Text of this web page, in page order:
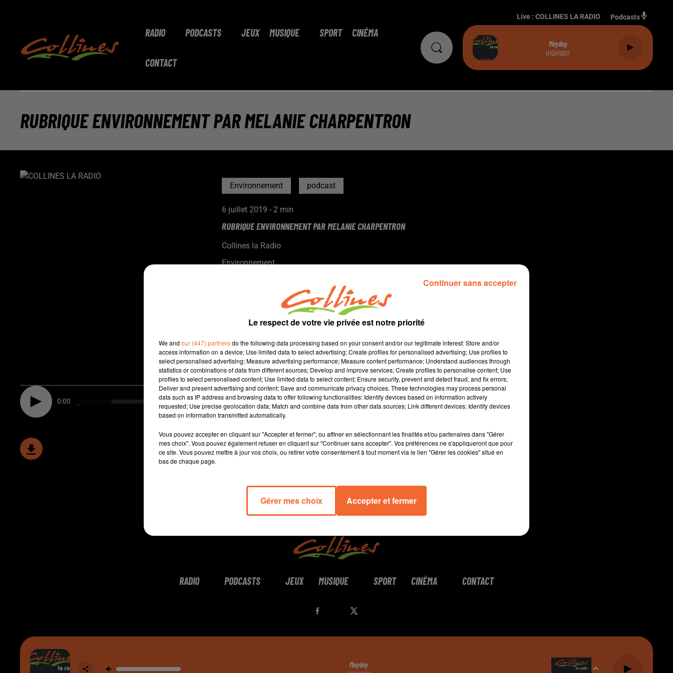
RADIO PODCASTS JEUX MUSIQUE SPORT CINÉMA
CONTACT
Live : COLLINES LA RADIO Podcasts
Mayday
HIGHWAY
RUBRIQUE ENVIRONNEMENT PAR MELANIE CHARPENTRON
Environnement podcast
6 juillet 2019 - 2 min
RUBRIQUE ENVIRONNEMENT PAR MELANIE CHARPENTRON
Collines la Radio
Environnement
Tri simplifié sur le territoire de l'Agglo du Bocage Bressuirais.
0:00 2 min
RADIO PODCASTS JEUX MUSIQUE SPORT CINÉMA CONTACT
Mayday
Le respect de votre vie privée est notre priorité
We and our (447) partnersdo the following data processing based on your consent and/or our legitimate interest: Store and/or
access information on a device; Use limited data to select advertising; Create profiles for personalised advertising; Use profiles to
select personalised advertising; Measure advertising performance; Measure content performance; Understand audiences through
statistics or combinations of data from different sources; Develop and improve services; Create profiles to personalise content; Use
profiles to select personalised content; Use limited data to select content; Ensure security, prevent and detect fraud, and fix errors;
Deliver and present advertising and content; Save and communicate privacy choices. These technologies may process personal
data such as IP address and browsing data to offer following functionalities: Identify devices based on information actively
requested; Use precise geolocation data; Match and combine data from other data sources; Link different devices; Identify devices
based on information transmitted automatically.
Vous pouvez accepter en cliquant sur "Accepter et fermer", ou affiner en sélectionnant les finalités et/ou partenaires dans "Gérer
mes choix". Vous pouvez également refuser en cliquant sur "Continuer sans accepter". Vos préférences ne s'appliqueront que pour
ce site. Vous pouvez mettre à jour vos choix, ou retirer votre consentement à tout moment via le lien "Gérer les cookies" situé en
bas de chaque page.
Gérer mes choix Accepter et fermer
Continuer sans accepter